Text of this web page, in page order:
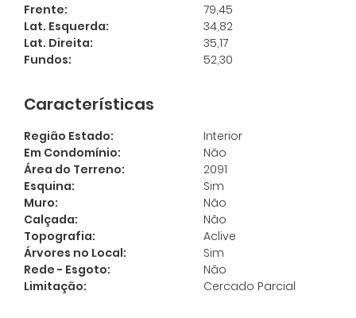
Ligamos Para Você
Digite seu nome e seu telefone que a
Imobiliária Morar liga para você:
Cadastre-se para salvar
seus imóveis
Preencha seu e-mail para ter acesso aos
seus imóveis favoritos:
Frente:
79,45
Lat. Esquerda:
34,82
Lat. Direita:
35,17
Fundos:
52,30
Características
Região Estado:
Interior
Em Condomínio:
Não
Área do Terreno:
2091
Esquina:
Sim
Muro:
Não
Calçada:
Não
Topografia:
Aclive
Árvores no Local:
Sim
Rede - Esgoto:
Não
Limitação:
Cercado Parcial